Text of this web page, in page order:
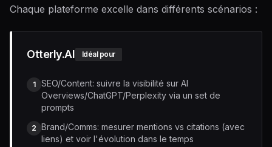
Chaque plateforme excelle dans différents scénarios :
Otterly.AI Idéal pour
1
SEO/Content: suivre la visibilité sur AI
Overviews/ChatGPT/Perplexity via un set de
prompts
2 Brand/Comms: mesurer mentions vs citations (avec
liens) et voir l'évolution dans le temps